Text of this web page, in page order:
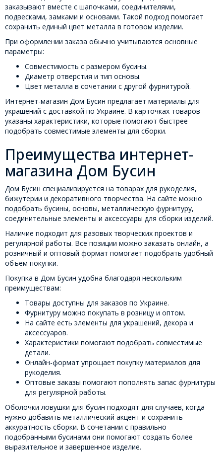
заказывают вместе с шапочками, соединителями,
подвесками, замками и основами. Такой подход помогает
сохранить единый цвет металла в готовом изделии.
При оформлении заказа обычно учитываются основные
параметры:
Совместимость с размером бусины.
Диаметр отверстия и тип основы.
Цвет металла в сочетании с другой фурнитурой.
Интернет-магазин Дом Бусин предлагает материалы для
украшений с доставкой по Украине. В карточках товаров
указаны характеристики, которые помогают быстрее
подобрать совместимые элементы для сборки.
Преимущества интернет-
магазина Дом Бусин
Дом Бусин специализируется на товарах для рукоделия,
бижутерии и декоративного творчества. На сайте можно
подобрать бусины, основы, металлическую фурнитуру,
соединительные элементы и аксессуары для сборки изделий.
Наличие подходит для разовых творческих проектов и
регулярной работы. Все позиции можно заказать онлайн, а
розничный и оптовый формат помогает подобрать удобный
объем покупки.
Покупка в Дом Бусин удобна благодаря нескольким
преимуществам:
Товары доступны для заказов по Украине.
Фурнитуру можно покупать в розницу и оптом.
На сайте есть элементы для украшений, декора и
аксессуаров.
Характеристики помогают подобрать совместимые
детали.
Онлайн-формат упрощает покупку материалов для
рукоделия.
Оптовые заказы помогают пополнять запас фурнитуры
для регулярной работы.
Оболочки ловушки для бусин подходят для случаев, когда
нужно добавить металлический акцент и сохранить
аккуратность сборки. В сочетании с правильно
подобранными бусинами они помогают создать более
выразительное и завершенное изделие.